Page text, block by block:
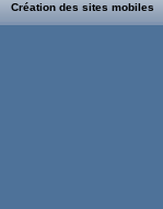
Création des sites mobiles